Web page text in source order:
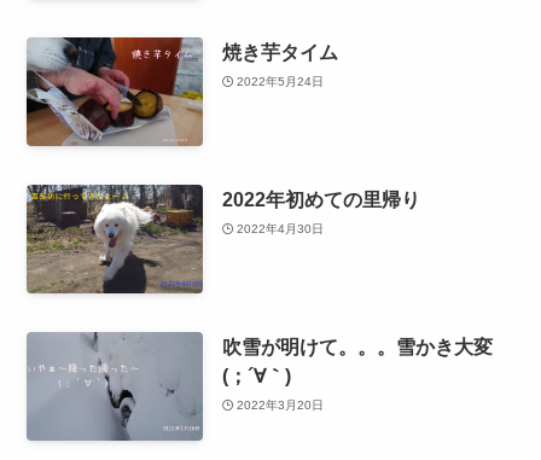
焼き芋タイム
2022年5月24日
2022年初めての里帰り
2022年4月30日
吹雪が明けて。。。雪かき大変
(；´∀｀)
2022年3月20日